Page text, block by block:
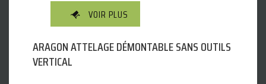
VOIR PLUS
ARAGON ATTELAGE DÉMONTABLE SANS OUTILS
VERTICAL